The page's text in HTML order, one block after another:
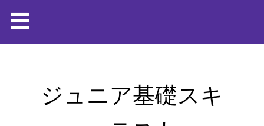
ジュニア基礎スキ